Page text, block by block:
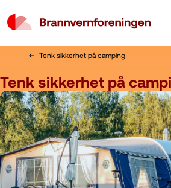
Tenk sikkerhet på camping
Tenk sikkerhet på